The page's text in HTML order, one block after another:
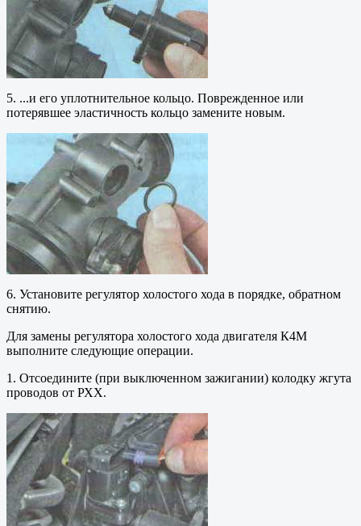
5. ...и его уплотнительное кольцо. Поврежденное или
потерявшее эластичность кольцо замените новым.
6. Установите регулятор холостого хода в порядке, обратном
снятию.
Для замены регулятора холостого хода двигателя К4М
выполните следующие операции.
1. Отсоедините (при выключенном зажигании) колодку жгута
проводов от РХХ.